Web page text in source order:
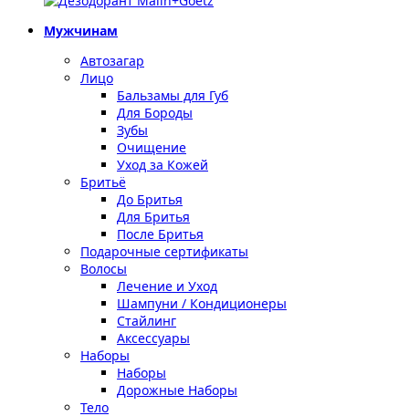
Мужчинам
Автозагар
Лицо
Бальзамы для Губ
Для Бороды
Зубы
Очищение
Уход за Кожей
Бритьё
До Бритья
Для Бритья
После Бритья
Подарочные сертификаты
Волосы
Лечение и Уход
Шампуни / Кондиционеры
Стайлинг
Аксессуары
Наборы
Наборы
Дорожные Наборы
Тело